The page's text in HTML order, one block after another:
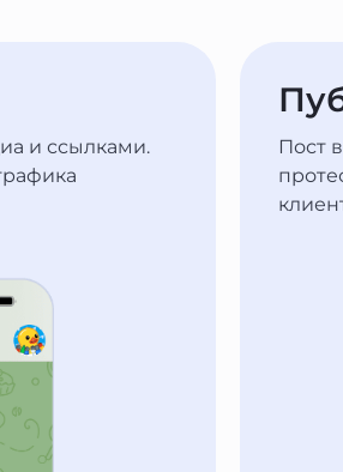
и ссылками.
Пост